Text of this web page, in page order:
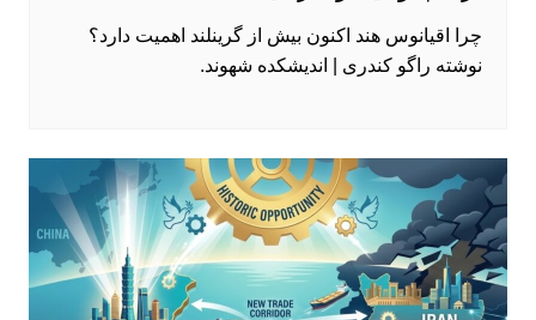
چرا اقیانوس هند اکنون بیش از گرینلند اهمیت دارد؟
نوشته راگو کندری | اندیشکده شهوند.